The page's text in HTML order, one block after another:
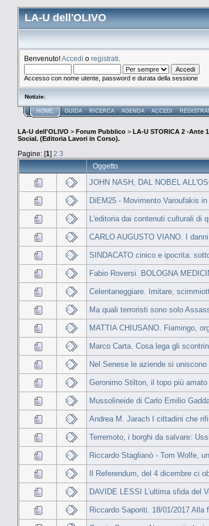
LA-U dell'OLIVO
Benvenuto!Accedi o registrati
Accesso con nome utente, password e durata della sessione
Notizie:
HOME GUIDA RICERCA AGENDA ACCEDI
LA-U dell'OLIVO > Forum Pubblico > LA-U STORICA 2 -Ante
Social. (Editoria Lavori in Corso).
Pagine: [1] 2 3
Oggetto
JOHN NASH, DAL NOBEL
DiEM25 - Movimento Varoufakis
L'editoria dai contenuti culturali di
CARLO AUGUSTO VIANO. I
SINDACATO cinico e ipocrita:
Fabio Roversi. BOLOGNA
Celentaneggiare. Imitare,
Ma quali terroristi sono solo
MATTIA CHIUSANO. Fiamingo,
Marco Carta. Cosa lega gli
Nel Senese le aziende si
Geronimo Stilton, il topo più amato
Mussolineide di Carlo Emilio
Andrea M. Jarach I cittadini che
Terremoto, i borghi da salvare:
Riccardo Staglianò - Tom Wolfe,
Il Referendum, del 4 dicembre ci
DAVIDE LESSI L’ultima sfida del
Riccardo Saporiti. 18/01/2017